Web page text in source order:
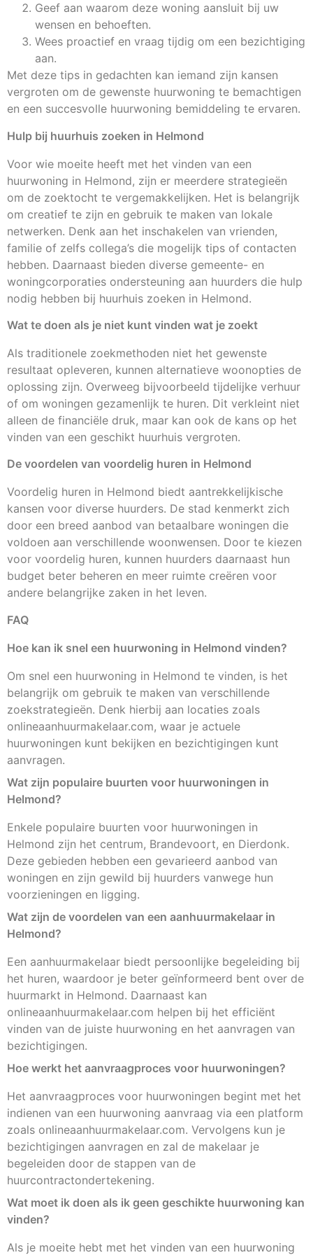
Geef aan waarom deze woning aansluit bij uw
wensen en behoeften.
Wees proactief en vraag tijdig om een bezichtiging
aan.
Met deze tips in gedachten kan iemand zijn kansen
vergroten om de gewenste huurwoning te bemachtigen
en een succesvolle huurwoning bemiddeling te ervaren.
Hulp bij huurhuis zoeken in Helmond
Voor wie moeite heeft met het vinden van een
huurwoning in Helmond, zijn er meerdere strategieën
om de zoektocht te vergemakkelijken. Het is belangrijk
om creatief te zijn en gebruik te maken van lokale
netwerken. Denk aan het inschakelen van vrienden,
familie of zelfs collega’s die mogelijk tips of contacten
hebben. Daarnaast bieden diverse gemeente- en
woningcorporaties ondersteuning aan huurders die hulp
nodig hebben bij huurhuis zoeken in Helmond.
Wat te doen als je niet kunt vinden wat je zoekt
Als traditionele zoekmethoden niet het gewenste
resultaat opleveren, kunnen alternatieve woonopties de
oplossing zijn. Overweeg bijvoorbeeld tijdelijke verhuur
of om woningen gezamenlijk te huren. Dit verkleint niet
alleen de financiële druk, maar kan ook de kans op het
vinden van een geschikt huurhuis vergroten.
De voordelen van voordelig huren in Helmond
Voordelig huren in Helmond biedt aantrekkelijkische
kansen voor diverse huurders. De stad kenmerkt zich
door een breed aanbod van betaalbare woningen die
voldoen aan verschillende woonwensen. Door te kiezen
voor voordelig huren, kunnen huurders daarnaast hun
budget beter beheren en meer ruimte creëren voor
andere belangrijke zaken in het leven.
FAQ
Hoe kan ik snel een huurwoning in Helmond vinden?
Om snel een huurwoning in Helmond te vinden, is het
belangrijk om gebruik te maken van verschillende
zoekstrategieën. Denk hierbij aan locaties zoals
onlineaanhuurmakelaar.com, waar je actuele
huurwoningen kunt bekijken en bezichtigingen kunt
aanvragen.
Wat zijn populaire buurten voor huurwoningen in
Helmond?
Enkele populaire buurten voor huurwoningen in
Helmond zijn het centrum, Brandevoort, en Dierdonk.
Deze gebieden hebben een gevarieerd aanbod van
woningen en zijn gewild bij huurders vanwege hun
voorzieningen en ligging.
Wat zijn de voordelen van een aanhuurmakelaar in
Helmond?
Een aanhuurmakelaar biedt persoonlijke begeleiding bij
het huren, waardoor je beter geïnformeerd bent over de
huurmarkt in Helmond. Daarnaast kan
onlineaanhuurmakelaar.com helpen bij het efficiënt
vinden van de juiste huurwoning en het aanvragen van
bezichtigingen.
Hoe werkt het aanvraagproces voor huurwoningen?
Het aanvraagproces voor huurwoningen begint met het
indienen van een huurwoning aanvraag via een platform
zoals onlineaanhuurmakelaar.com. Vervolgens kun je
bezichtigingen aanvragen en zal de makelaar je
begeleiden door de stappen van de
huurcontractondertekening.
Wat moet ik doen als ik geen geschikte huurwoning kan
vinden?
Als je moeite hebt met het vinden van een huurwoning